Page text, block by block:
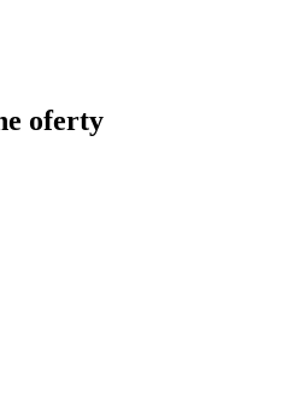
oferty